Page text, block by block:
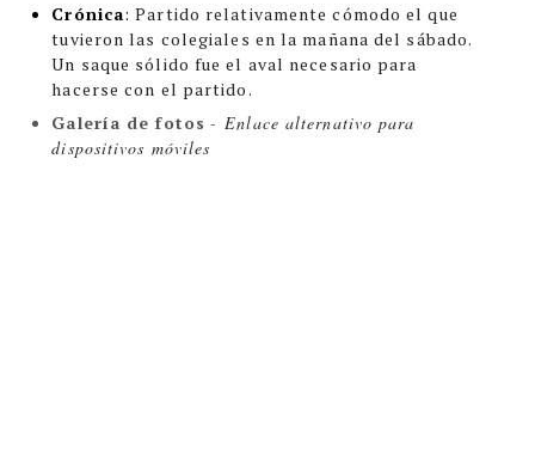
Crónica:Partido relativamente cómodo el que
tuvieron las colegiales en la mañana del sábado.
Un saque sólido fue el aval necesario para
hacerse con el partido.
Galería de fotos -Enlace alternativo para
dispositivos móviles